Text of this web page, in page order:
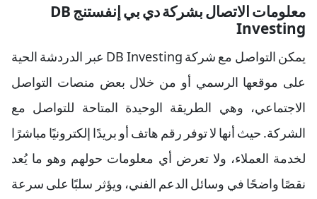
معلومات الاتصال بشركة دي بي إنفستنج DB
Investing
يمكن التواصل مع شركة DB Investing عبر الدردشة الحية
على موقعها الرسمي أو من خلال بعض منصات التواصل
الاجتماعي، وهي الطريقة الوحيدة المتاحة للتواصل مع
الشركة. حيث أنها لا توفر رقم هاتف أو بريدًا إلكترونيًا مباشرًا
لخدمة العملاء، ولا تعرض أي معلومات حولهم وهو ما يُعد
نقصًا واضحًا في وسائل الدعم الفني، ويؤثر سلبًا على سرعة